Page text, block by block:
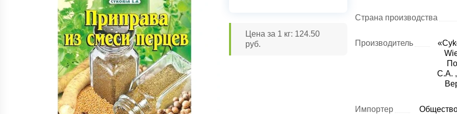
Цена за 1 кг: 124.50
руб.
Страна производства
Производитель
С.А.
Импортер